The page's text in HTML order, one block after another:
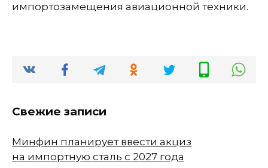
импортозамещения авиационной техники.
Свежие записи
Минфин планирует ввести акциз
на импортную сталь с 2027 года